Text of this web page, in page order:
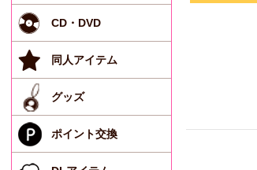
CD・DVD
同人アイテム
グッズ
ポイント交換